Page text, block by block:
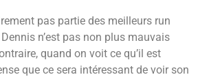
pas partie des meilleurs run
n’est pas non plus mauvais
quand on voit ce qu’il est
que ce sera intéressant de voir son